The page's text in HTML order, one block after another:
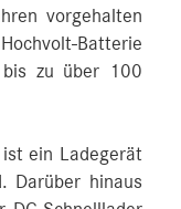
vorgehalten
Batterie
bis zu über 100
ein Ladegerät
Darüber hinaus